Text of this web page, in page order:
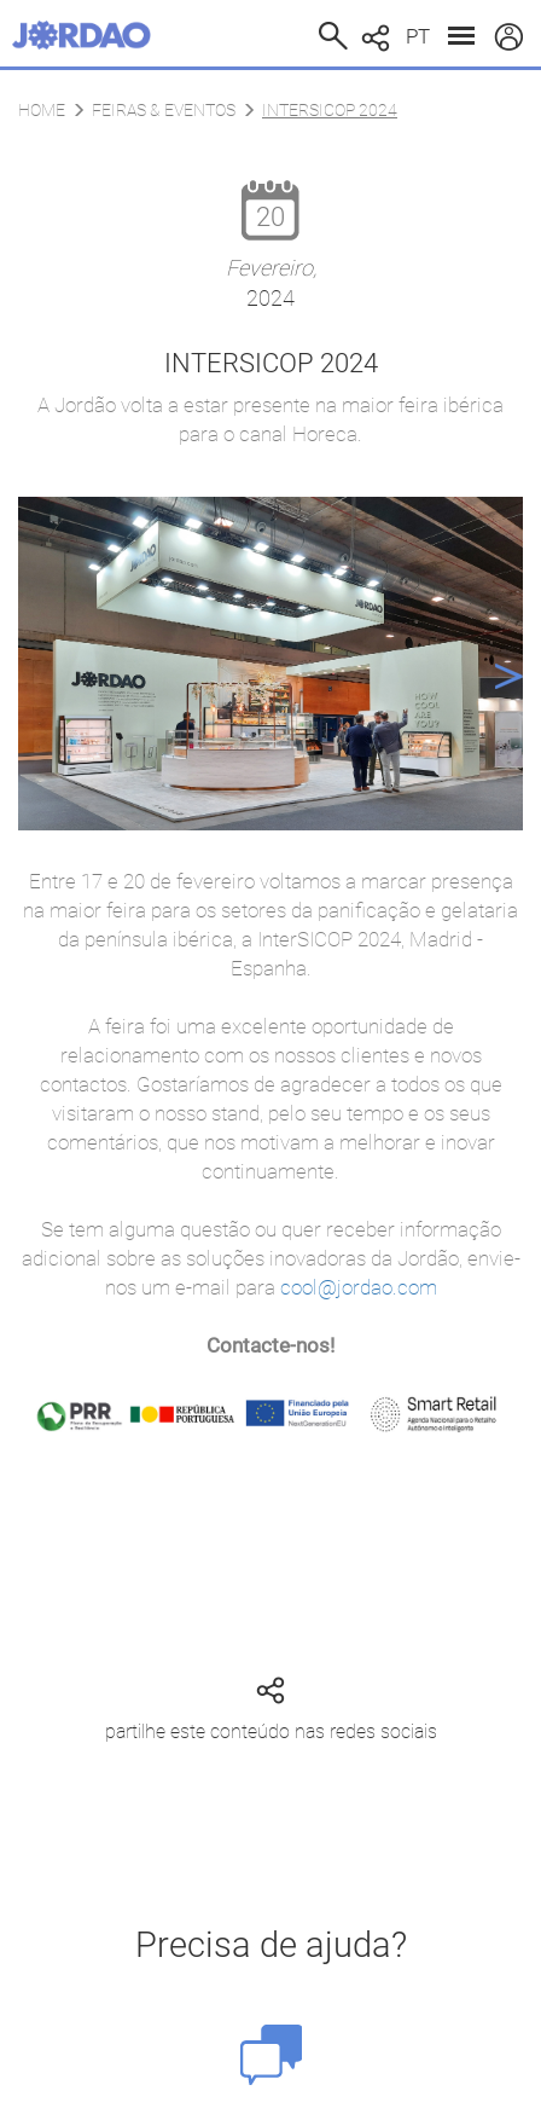
PT
HOME FEIRAS & EVENTOS INTERSICOP 2024
20
Fevereiro,
2024
INTERSICOP 2024
A Jordão volta a estar presente na maior feira ibérica
para o canal Horeca.
Entre 17 e 20 de fevereiro voltamos a marcar presença
na maior feira para os setores da panificação e gelataria
da península ibérica, a InterSICOP 2024, Madrid -
Espanha.
A feira foi uma excelente oportunidade de
relacionamento com os nossos clientes e novos
contactos. Gostaríamos de agradecer a todos os que
visitaram o nosso stand, pelo seu tempo e os seus
comentários, que nos motivam a melhorar e inovar
continuamente.
Se tem alguma questão ou quer receber informação
adicional sobre as soluções inovadoras da Jordão, envie-
nos um e-mail para cool@jordao.com
Contacte-nos!
partilhe este conteúdo nas redes sociais
Precisa de ajuda?